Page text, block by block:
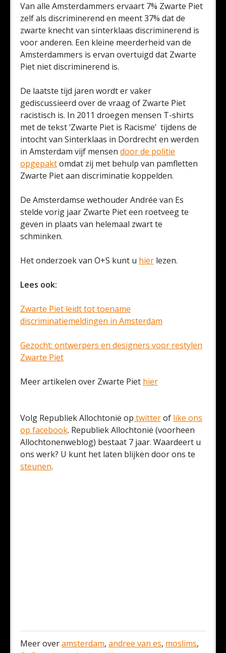
Van alle Amsterdammers ervaart 7% Zwarte Piet
zelf als discriminerend en meent 37% dat de
zwarte knecht van sinterklaas discriminerend is
voor anderen. Een kleine meerderheid van de
Amsterdammers is ervan overtuigd dat Zwarte
Piet niet discriminerend is.
De laatste tijd jaren wordt er vaker
gediscussieerd over de vraag of Zwarte Piet
racistisch is. In 2011 droegen mensen T-shirts
met de tekst ‘Zwarte Piet is Racisme’ tijdens de
intocht van Sinterklaas in Dordrecht en werden
in Amsterdam vijf mensen door de politie
opgepaktomdat zij met behulp van pamfletten
Zwarte Piet aan discriminatie koppelden.
De Amsterdamse wethouder Andrée van Es
stelde vorig jaar Zwarte Piet een roetveeg te
geven in plaats van helemaal zwart te
schminken.
Het onderzoek van O+S kunt u hier lezen.
Lees ook:
Zwarte Piet leidt tot toename
discriminatiemeldingen in Amsterdam
Gezocht: ontwerpers en designers voor restylen
Zwarte Piet
Meer artikelen over Zwarte Piet hier
Volg Republiek Allochtonië op twitterof like ons
op facebook. Republiek Allochtonië (voorheen
Allochtonenweblog) bestaat 7 jaar. Waardeert u
ons werk? U kunt het laten blijken door ons te
steunen.
Meer overamsterdam, andree van es, moslims,